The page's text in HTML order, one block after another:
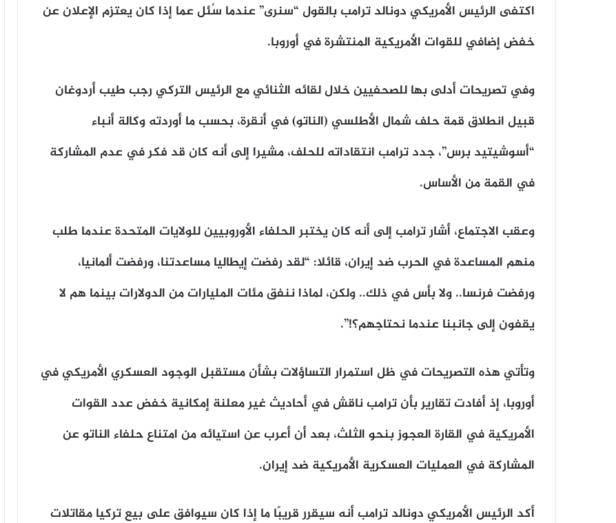
اكتفى الرئيس الأمريكي دونالد ترامب بالقول “سنرى” عندما سُئل عما إذا كان يعتزم الإعلان عن
خفض إضافي للقوات الأمريكية المنتشرة في أوروبا.
وفي تصريحات أدلى بها للصحفيين خلال لقائه الثنائي مع الرئيس التركي رجب طيب أردوغان
قبيل انطلاق قمة حلف شمال الأطلسي (الناتو) في أنقرة، بحسب ما أوردته وكالة أنباء
“أسوشيتيد برس”، جدد ترامب انتقاداته للحلف، مشيرا إلى أنه كان قد فكر في عدم المشاركة
في القمة من الأساس.
وعقب الاجتماع، أشار ترامب إلى أنه كان يختبر الحلفاء الأوروبيين للولايات المتحدة عندما طلب
منهم المساعدة في الحرب ضد إيران، قائلا: “لقد رفضت إيطاليا مساعدتنا، ورفضت ألمانيا،
ورفضت فرنسا.. ولا بأس في ذلك.. ولكن، لماذا ننفق مئات المليارات من الدولارات بينما هم لا
يقفون إلى جانبنا عندما نحتاجهم؟!”.
وتأتي هذه التصريحات في ظل استمرار التساؤلات بشأن مستقبل الوجود العسكري الأمريكي في
أوروبا، إذ أفادت تقارير بأن ترامب ناقش في أحاديث غير معلنة إمكانية خفض عدد القوات
الأمريكية في القارة العجوز بنحو الثلث، بعد أن أعرب عن استيائه من امتناع حلفاء الناتو عن
المشاركة في العمليات العسكرية الأمريكية ضد إيران.
أكد الرئيس الأمريكي دونالد ترامب أنه سيقرر قريبًا ما إذا كان سيوافق على بيع تركيا مقاتلات